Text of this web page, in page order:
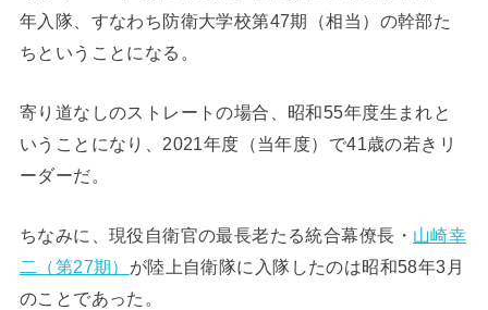
年入隊、すなわち防衛大学校第47期（相当）の幹部た
ちということになる。
寄り道なしのストレートの場合、昭和55年度生まれと
いうことになり、2021年度（当年度）で41歳の若きリ
ーダーだ。
ちなみに、現役自衛官の最長老たる統合幕僚長・ 山崎幸
二（第27期） が陸上自衛隊に入隊したのは昭和58年3月
のことであった。